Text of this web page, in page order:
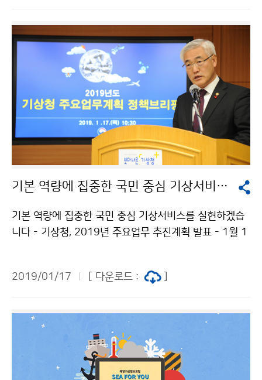
기본 역량에 집중한 국민 중심 기상서비스를 실현하겠습니다
기본 역량에 집중한 국민 중심 기상서비스를 실현하겠습
니다 - 기상청, 2019년 주요업무 추진계획 발표 - 1월 1
론브리핑을 통해 주요업무 추진계획을 발표했습니다.
2019/01/17 [ 다운로드 :